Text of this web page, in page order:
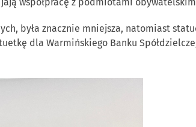
była znacznie mniejsza, natomiast
dla Warmińskiego Banku